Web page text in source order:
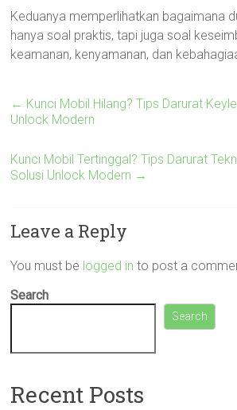
Keduanya memperlihatkan bagaimana
hanya soal praktis, tapi juga soal
keamanan, kenyamanan, dan
← Kunci Mobil Hilang? Tips Darurat
Unlock Modern
Kunci Mobil Tertinggal? Tips Darurat
Solusi Unlock Modern →
Leave a Reply
You must be logged in to post a
Search
Search
Recent Posts